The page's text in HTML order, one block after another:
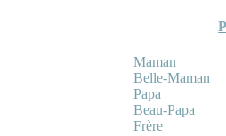
Maman
Belle-Maman
Papa
Beau-Papa
Frère